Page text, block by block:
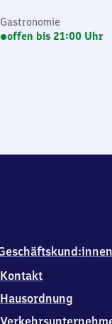
Gastronomie
offen bis 21:00 Uhr
Kontakt
Hausordnung